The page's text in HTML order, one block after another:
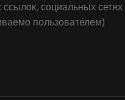
ссылок, социальных сетях
пользователем)